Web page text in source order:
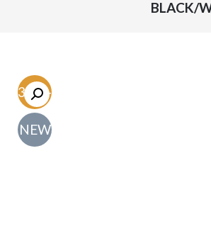
BLACK/
-63.5%
NEW